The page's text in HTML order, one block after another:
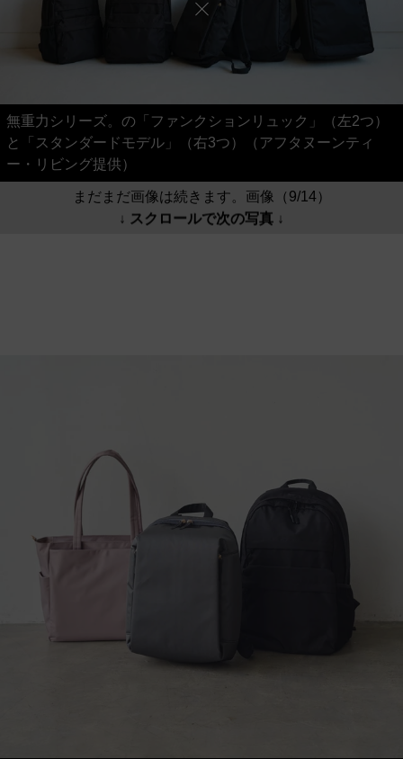
無重力シリーズ。の「ファンクションリュック」（左2つ）
と「スタンダードモデル」（右3つ）（アフタヌーンティ
ー・リビング提供）
まだまだ画像は続きます。画像（9/14）
↓ スクロールで次の写真 ↓